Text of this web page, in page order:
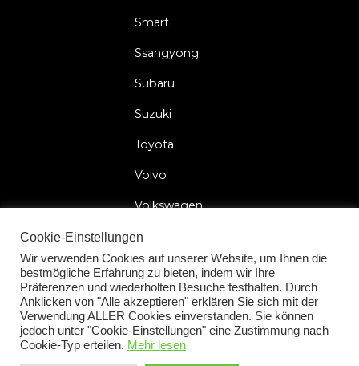
Smart
Ssangyong
Subaru
Suzuki
Toyota
Volvo
Volkswagen
2026 © Car Lock Systems
Impressum Allgemeinen Geschäftsbedingungen
Cookie-Einstellungen
Wir verwenden Cookies auf unserer Website, um Ihnen die
bestmögliche Erfahrung zu bieten, indem wir Ihre
Präferenzen und wiederholten Besuche festhalten. Durch
Anklicken von "Alle akzeptieren" erklären Sie sich mit der
Verwendung ALLER Cookies einverstanden. Sie können
jedoch unter "Cookie-Einstellungen" eine Zustimmung nach
Cookie-Typ erteilen. Mehr lesen